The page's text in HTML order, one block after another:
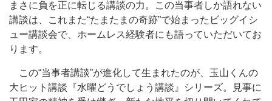
まさに負を正に転じる講談の力。この当事者しか語れない
講談は、これまた“たまたまの奇跡”で始まったビッグイシ
ュー講談会で、ホームレス経験者にも語っていただいてお
ります。
この“当事者講談”が進化して生まれたのが、玉山くんの
大ヒット講談『水曜どうでしょう講談』シリーズ。見事に